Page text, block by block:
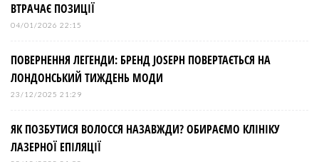
ВТРАЧАЄ ПОЗИЦІЇ
04/01/2026 22:15
ПОВЕРНЕННЯ ЛЕГЕНДИ: БРЕНД JOSEPH ПОВЕРТАЄТЬСЯ НА
ЛОНДОНСЬКИЙ ТИЖДЕНЬ МОДИ
23/12/2025 21:29
ЯК ПОЗБУТИСЯ ВОЛОССЯ НАЗАВЖДИ? ОБИРАЄМО КЛІНІКУ
ЛАЗЕРНОЇ ЕПІЛЯЦІЇ